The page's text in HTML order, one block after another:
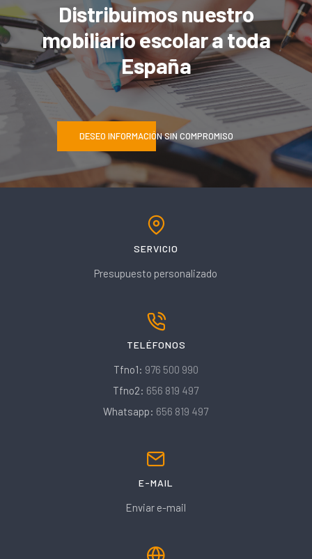
Distribuimos nuestro
mobiliario escolar a toda
España
DESEO INFORMACIÓN SIN COMPROMISO
SERVICIO
Presupuesto personalizado
TELÉFONOS
Tfno1: 976 500 990
Tfno2: 656 819 497
Whatsapp: 656 819 497
E-MAIL
Enviar e-mail